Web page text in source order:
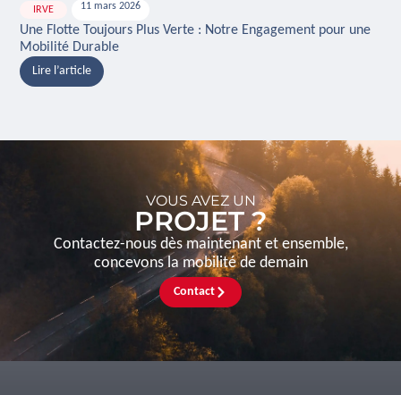
IRVE 11 mars 2026
Une Flotte Toujours Plus Verte : Notre Engagement pour une
Mobilité Durable
Lire l’article
VOUS AVEZ UN
PROJET ?
Contactez-nous dès maintenant et ensemble,
concevons la mobilité de demain
Contact